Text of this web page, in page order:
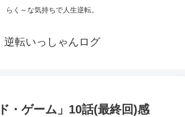
らく～な気持ちで人生逆転。
逆転いっしゃんログ
・ゲーム」10話(最終回)感